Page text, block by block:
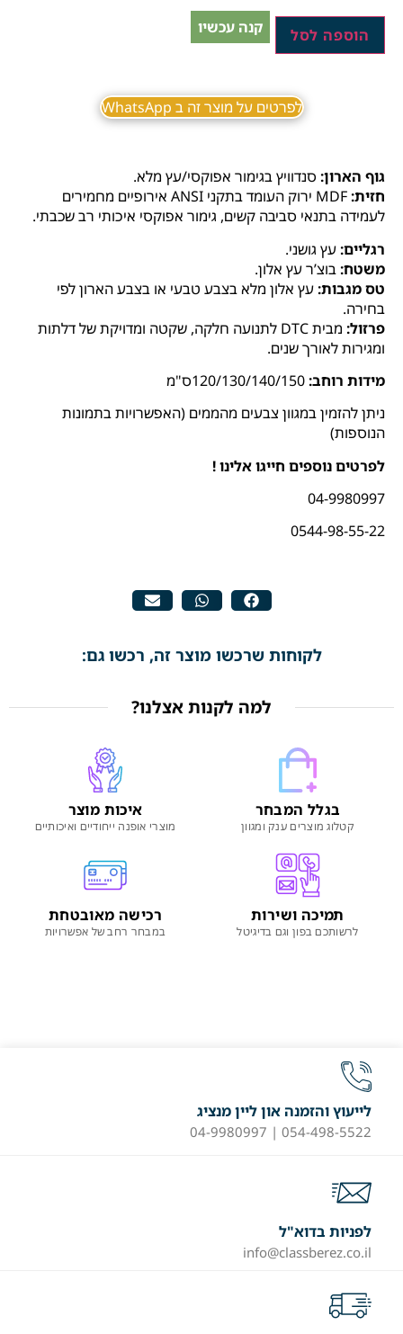
קנה עכשיו הוספה לסל
לפרטים על מוצר זה ב WhatsApp
גוף הארון: סנדוויץ בגימור אפוקסי/עץ מלא.
חזית:
MDF ירוק העומד בתקני ANSI אירופיים מחמירים
לעמידה בתנאי סביבה קשים, גימור אפוקסי איכותי רב שכבתי.
רגליים:עץ גושני.
משטח:בוצ’ר עץ אלון.
טס מגבות:עץ אלון מלא בצבע טבעי או בצבע הארון לפי
בחירה.
פרזול:
מבית DTC לתנועה חלקה, שקטה ומדויקת של דלתות
ומגירות לאורך שנים.
מידות רוחב:120/130/140/150ס"מ
ניתן להזמין במגוון צבעים מהממים (האפשרויות בתמונות
הנוספות)
לפרטים נוספים חייגו אלינו !
04-9980997
0544-98-55-22
לקוחות שרכשו מוצר זה, רכשו גם:
למה לקנות אצלנו?
בגלל המבחר
קטלוג מוצרים ענק ומגוון
איכות מוצר
מוצרי אופנה ייחודיים ואיכותיים
תמיכה ושירות
לרשותכם בפון וגם בדיגיטל
רכישה מאובטחת
במבחר רחב של אפשרויות
לייעוץ והזמנה און ליין מנציג
054-498-5522 | 04-9980997
לפניות בדוא"ל
info@classberez.co.il